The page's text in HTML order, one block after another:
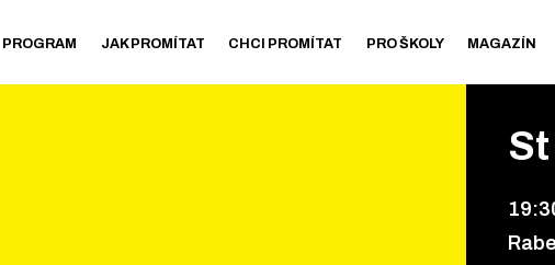
PROGRAM JAK PROMÍTAT CHCI PROMÍTAT PRO ŠKOLY MAGAZÍN
St
19: